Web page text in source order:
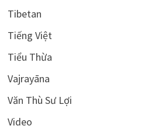
Tibetan
Tiếng Việt
Tiểu Thừa
Vajrayāna
Văn Thù Sư Lợi
Video